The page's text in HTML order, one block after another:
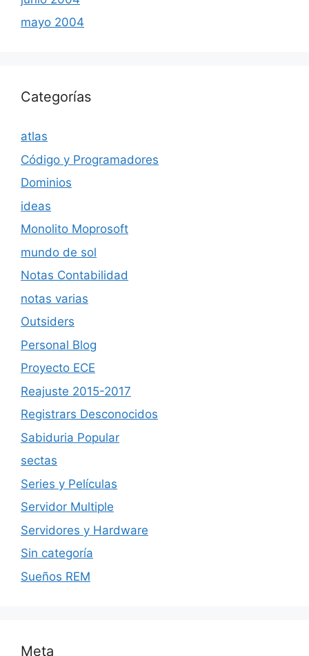
mayo 2004
Categorías
atlas
Código y Programadores
Dominios
ideas
Monolito Moprosoft
mundo de sol
Notas Contabilidad
notas varias
Outsiders
Personal Blog
Proyecto ECE
Reajuste 2015-2017
Registrars Desconocidos
Sabiduria Popular
sectas
Series y Películas
Servidor Multiple
Servidores y Hardware
Sin categoría
Sueños REM
Meta